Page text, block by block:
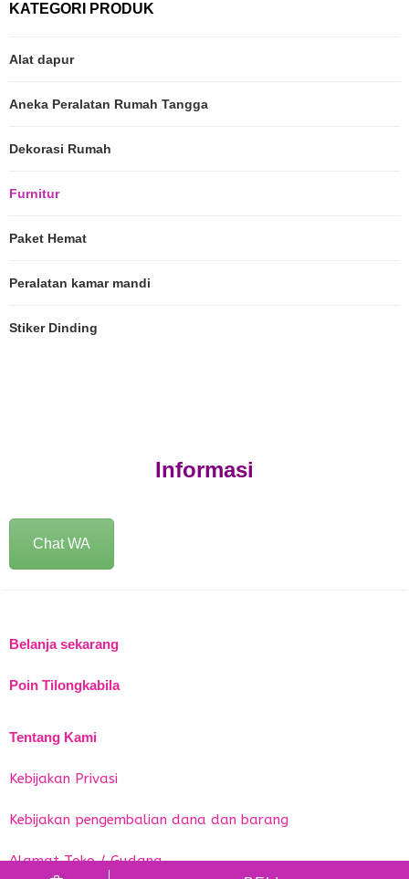
KATEGORI PRODUK
Alat dapur
Aneka Peralatan Rumah Tangga
Dekorasi Rumah
Furnitur
Paket Hemat
Peralatan kamar mandi
Stiker Dinding
Informasi
Chat WA
Belanja sekarang
Poin Tilongkabila
Tentang Kami
Kebijakan Privasi
Kebijakan pengembalian dana dan barang
Alamat Toko / Gudang